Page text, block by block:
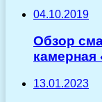
04.10.2019
Обзор
камерная
13.01.2023